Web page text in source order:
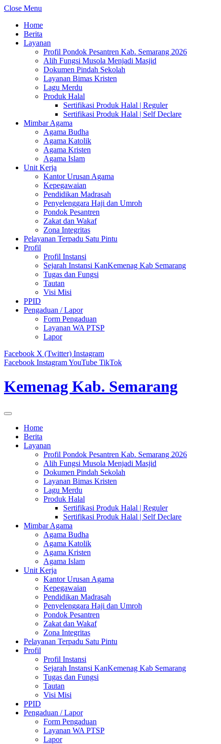
Close Menu
Home
Berita
Layanan
Profil Pondok Pesantren Kab. Semarang 2026
Alih Fungsi Musola Menjadi Masjid
Dokumen Pindah Sekolah
Layanan Bimas Kristen
Lagu Merdu
Produk Halal
Sertifikasi Produk Halal | Reguler
Sertifikasi Produk Halal | Self Declare
Mimbar Agama
Agama Budha
Agama Katolik
Agama Kristen
Agama Islam
Unit Kerja
Kantor Urusan Agama
Kepegawaian
Pendidikan Madrasah
Penyelenggara Haji dan Umroh
Pondok Pesantren
Zakat dan Wakaf
Zona Integritas
Pelayanan Terpadu Satu Pintu
Profil
Profil Instansi
Sejarah Instansi KanKemenag Kab Semarang
Tugas dan Fungsi
Tautan
Visi Misi
PPID
Pengaduan / Lapor
Form Pengaduan
Layanan WA PTSP
Lapor
Facebook X (Twitter) Instagram
Facebook InstagramYouTube TikTok
Kemenag Kab. Semarang
Home
Berita
Layanan
Profil Pondok Pesantren Kab. Semarang 2026
Alih Fungsi Musola Menjadi Masjid
Dokumen Pindah Sekolah
Layanan Bimas Kristen
Lagu Merdu
Produk Halal
Sertifikasi Produk Halal | Reguler
Sertifikasi Produk Halal | Self Declare
Mimbar Agama
Agama Budha
Agama Katolik
Agama Kristen
Agama Islam
Unit Kerja
Kantor Urusan Agama
Kepegawaian
Pendidikan Madrasah
Penyelenggara Haji dan Umroh
Pondok Pesantren
Zakat dan Wakaf
Zona Integritas
Pelayanan Terpadu Satu Pintu
Profil
Profil Instansi
Sejarah Instansi KanKemenag Kab Semarang
Tugas dan Fungsi
Tautan
Visi Misi
PPID
Pengaduan / Lapor
Form Pengaduan
Layanan WA PTSP
Lapor